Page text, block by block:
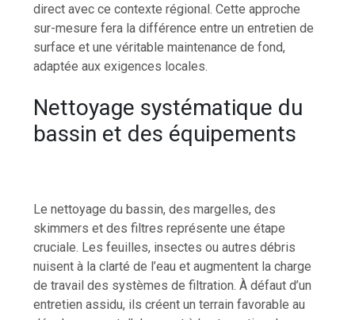
direct avec ce contexte régional. Cette approche
sur-mesure fera la différence entre un entretien de
surface et une véritable maintenance de fond,
adaptée aux exigences locales.
Nettoyage systématique du
bassin et des équipements
Le nettoyage du bassin, des margelles, des
skimmers et des filtres représente une étape
cruciale. Les feuilles, insectes ou autres débris
nuisent à la clarté de l’eau et augmentent la charge
de travail des systèmes de filtration. À défaut d’un
entretien assidu, ils créent un terrain favorable au